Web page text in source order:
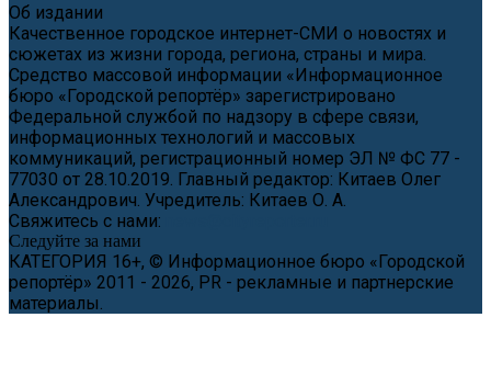
Об издании
Качественное городское интернет-СМИ о новостях и
сюжетах из жизни города, региона, страны и мира.
Средство массовой информации «Информационное
бюро «Городской репортёр» зарегистрировано
Федеральной службой по надзору в сфере связи,
информационных технологий и массовых
коммуникаций, регистрационный номер ЭЛ № ФС 77 -
77030 от 28.10.2019. Главный редактор: Китаев Олег
Александрович. Учредитель: Китаев О. А.
Свяжитесь с нами:
Следуйте за нами
КАТЕГОРИЯ 16+, © Информационное бюро «Городской
репортёр» 2011 - 2026, PR - рекламные и партнерские
материалы.